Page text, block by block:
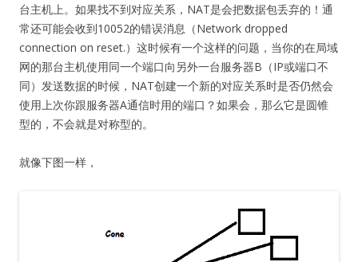
台主机上。如果找不到对应关系，NAT是会把数据包丢弃的！通
常还可能会收到10052的错误消息（Network dropped
connection on reset.）这时候有一个这样的问题，当你的在局域
网的那台主机使用同一个端口向另外一台服务器B（IP或端口不
同）发送数据的时候，NAT创建一个新的对应关系时是否仍然会
使用上次你跟服务器A通信时用的端口？如果会，那么它是圆锥
型的，不会就是对称型的。
就像下图一样，